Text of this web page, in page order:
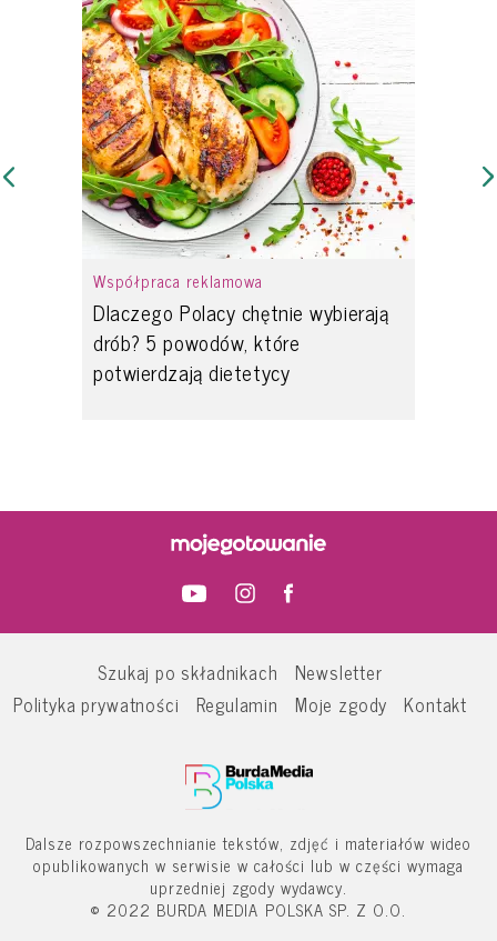
Współpraca reklamowa
Dlaczego Polacy chętnie wybierają
drób? 5 powodów, które
potwierdzają dietetycy
Szukaj po składnikach
Newsletter
Polityka prywatności
Regulamin Moje zgody Kontakt
Dalsze rozpowszechnianie tekstów, zdjęć i materiałów wideo
opublikowanych w serwisie w całości lub w części wymaga
uprzedniej zgody wydawcy.
© 2022 BURDA MEDIA POLSKA SP. Z O.O.